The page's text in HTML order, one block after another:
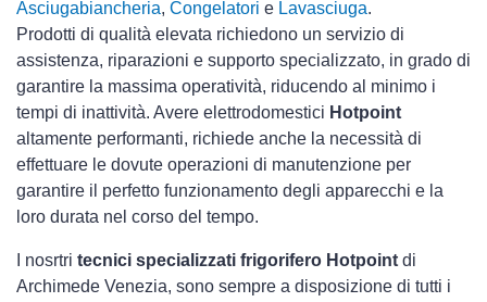
Asciugabiancheria, Congelatori e Lavasciuga.
Prodotti di qualità elevata richiedono un servizio di
assistenza, riparazioni e supporto specializzato, in grado di
garantire la massima operatività, riducendo al minimo i
tempi di inattività. Avere elettrodomestici Hotpoint
altamente performanti, richiede anche la necessità di
effettuare le dovute operazioni di manutenzione per
garantire il perfetto funzionamento degli apparecchi e la
loro durata nel corso del tempo.
I nosrtri tecnici specializzati frigorifero Hotpoint di
Archimede Venezia, sono sempre a disposizione di tutti i